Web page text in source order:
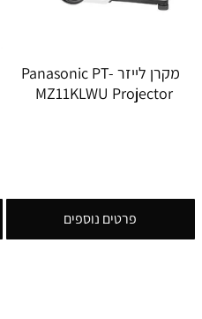
מקרן לייזר Panasonic PT-
MZ11KLWU Projector
פרטים נוספים